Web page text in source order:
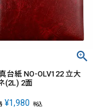
台紙 NO-OLV122 立大
(2L) 2面
¥1,980 税込